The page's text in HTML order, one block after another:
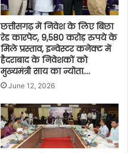
छत्तीसगढ़ में निवेश के लिए बिछा
रेड कारपेट, 9,580 करोड़ रुपये के
मिले प्रस्ताव, इन्वेस्टर कनेक्ट में
हैदराबाद के निवेशकों को
मुख्यमंत्री साय का न्योता….
June 12, 2026